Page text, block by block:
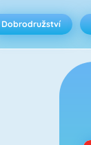
Dobrodružství